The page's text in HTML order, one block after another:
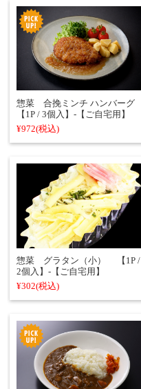
惣菜 合挽ミンチ ハンバーグ
【1P / 3個入】-【ご自宅用】
¥972(税込)
惣菜 グラタン（小） 【1P /
2個入】-【ご自宅用】
¥302(税込)